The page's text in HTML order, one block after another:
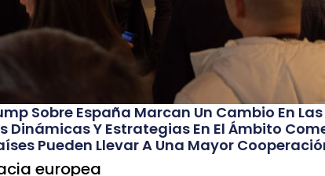
Sobre España Marcan Un Cambio En
Y Estrategias En El Ámbito
Pueden Llevar A Una Mayor
europea